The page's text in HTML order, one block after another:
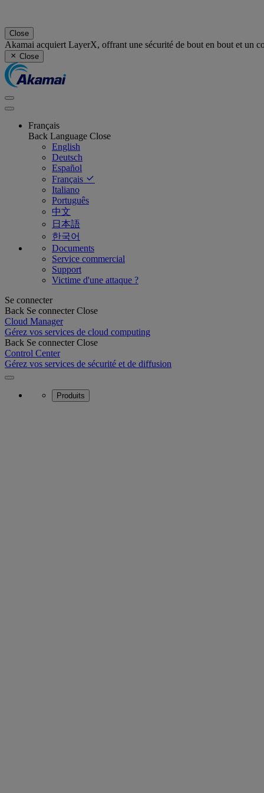
Close
Akamai acquiert LayerX, offrant une sécurité de bout en bout et un
Close
Français
Back Language Close
English
Deutsch
Español
Français
Italiano
Português
中文
日本語
한국어
Documents
Service commercial
Support
Victime d'une attaque ?
Se connecter
Back Se connecter Close
Cloud Manager
Gérez vos services de cloud computing
Back Se connecter Close
Control Center
Gérez vos services de sécurité et de diffusion
Produits